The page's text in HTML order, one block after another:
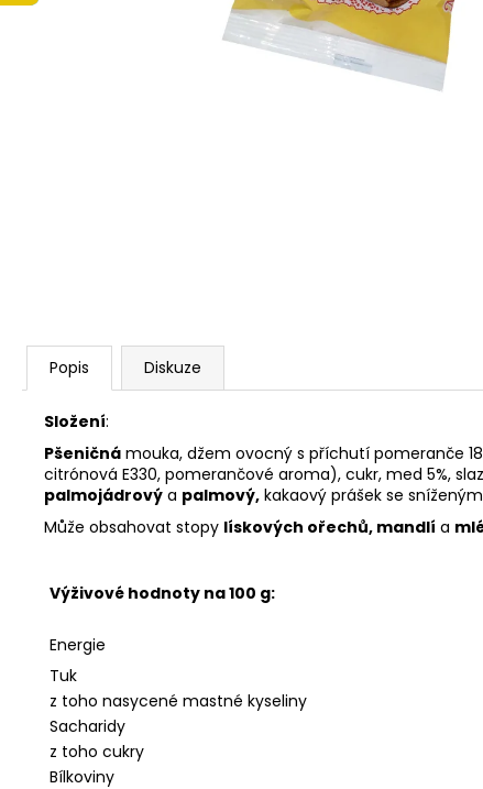
Popis Diskuze
Složení:
Pšeničná mouka, džem ovocný s příchutí pomeranče
citrónová E330, pomerančové aroma), cukr, med 5%,
palmojádrový a palmový, kakaový prášek se
Může obsahovat stopy lískových ořechů, mandlí a
Výživové hodnoty na 100 g:
Energie
Tuk
z toho nasycené mastné kyseliny
Sacharidy
z toho cukry
Bílkoviny
ČOKOLÁDKY LINDT EXCELLENCE 70%